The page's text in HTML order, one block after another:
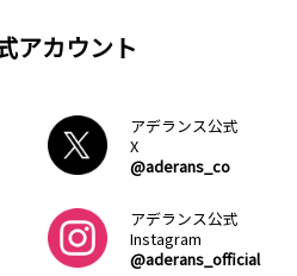
アカウント
アデランス公式
X
@aderans_co
アデランス公式
Instagram
@aderans_official